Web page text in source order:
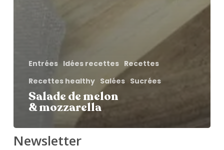
Entrées Idées recettes Recettes
Recettes healthy Salées Sucrées
Salade de melon
& mozzarella
Newsletter